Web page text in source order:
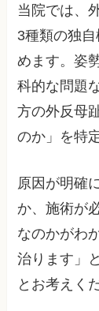
当院では、
3種類の独
めます。姿
科的な問題
方の外反母
のか」を特
原因が明確
か、施術が
なのかがわ
治ります」
とお考えく